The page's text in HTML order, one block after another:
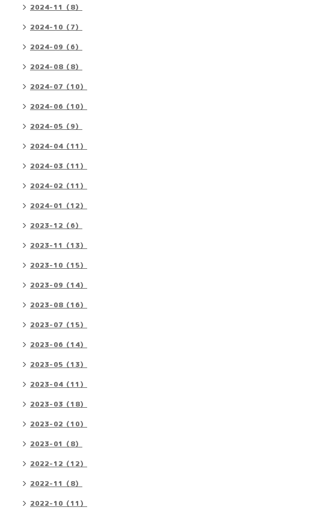
2024-11（8）
2024-10（7）
2024-09（6）
2024-08（8）
2024-07（10）
2024-06（10）
2024-05（9）
2024-04（11）
2024-03（11）
2024-02（11）
2024-01（12）
2023-12（6）
2023-11（13）
2023-10（15）
2023-09（14）
2023-08（16）
2023-07（15）
2023-06（14）
2023-05（13）
2023-04（11）
2023-03（18）
2023-02（10）
2023-01（8）
2022-12（12）
2022-11（8）
2022-10（11）